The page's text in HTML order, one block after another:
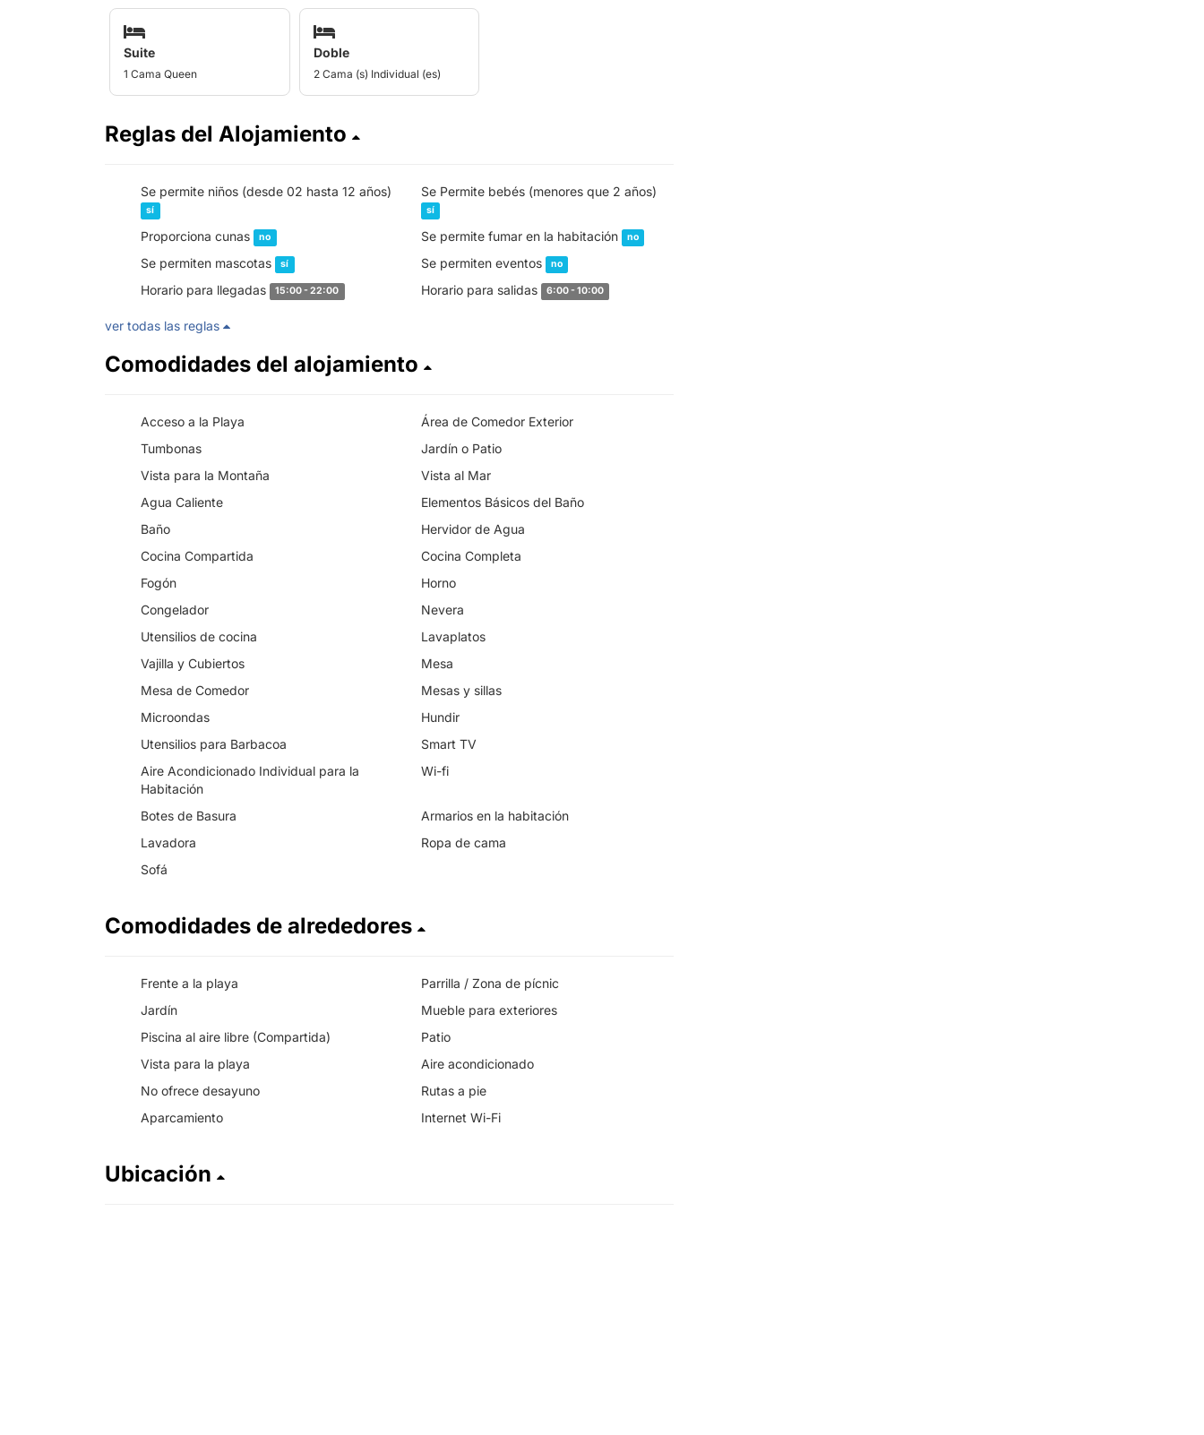
Suite
1 Cama Queen
Doble
2 Cama (s) Individual (es)
Reglas del Alojamiento
Se permite niños (desde 02 hasta 12 años)
sí
Se Permite bebés (menores que 2 años)
sí
Proporciona cunas no Se permite fumar en la habitación no
Se permiten mascotas sí Se permiten eventos no
Horario para llegadas 15:00 - 22:00 Horario para salidas 6:00 - 10:00
ver todas las reglas
Comodidades del alojamiento
Acceso a la Playa
Área de Comedor Exterior
Tumbonas
Jardín o Patio
Vista para la Montaña
Vista al Mar
Agua Caliente
Elementos Básicos del Baño
Baño
Hervidor de Agua
Cocina Compartida
Cocina Completa
Fogón
Horno
Congelador
Nevera
Utensilios de cocina
Lavaplatos
Vajilla y Cubiertos
Mesa
Mesa de Comedor
Mesas y sillas
Microondas
Hundir
Utensilios para Barbacoa
Smart TV
Aire Acondicionado Individual para la
Habitación
Wi-fi
Botes de Basura
Armarios en la habitación
Lavadora
Ropa de cama
Sofá
Comodidades de alrededores
Frente a la playa
Parrilla / Zona de pícnic
Jardín
Mueble para exteriores
Piscina al aire libre (Compartida)
Patio
Vista para la playa
Aire acondicionado
No ofrece desayuno
Rutas a pie
Aparcamiento
Internet Wi-Fi
Ubicación